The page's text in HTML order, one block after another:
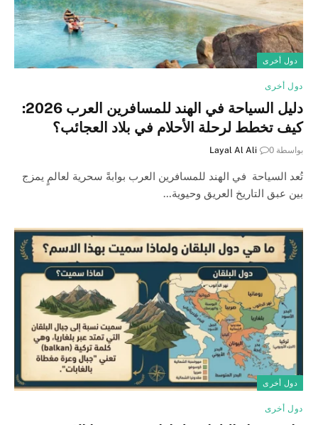
دول أخرى
دول أخرى
دليل السياحة في الهند للمسافرين العرب 2026:
كيف تخطط لرحلة الأحلام في بلاد العجائب؟
بواسطة Layal Al Ali 0
تُعد السياحة في الهند للمسافرين العرب بوابةً سحرية لعالمٍ يمزج
بين عبق التاريخ العريق وحيوية…
دول أخرى
دول أخرى